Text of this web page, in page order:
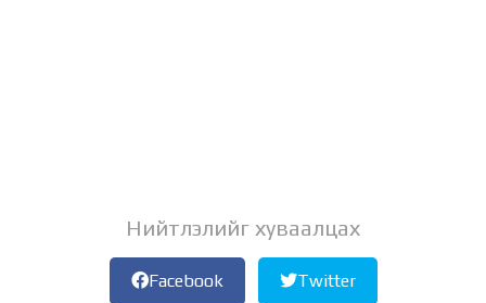
Нийтлэлийг хуваалцах
Facebook Twitter